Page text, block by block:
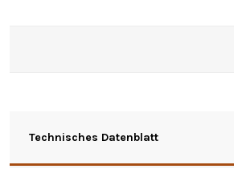
Technisches Datenblatt